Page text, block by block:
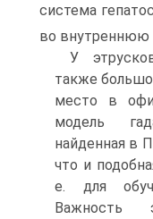
система
во
У
также
место в
модель
найденная в
что и
е. для
Важность